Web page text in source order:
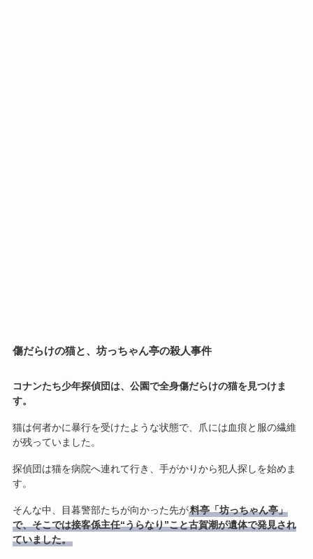
傷だらけの猫と、坊っちゃん亭の殺人事件
コナンたち少年探偵団は、公園で全身傷だらけの猫を見つけま
す。
猫は何者かに暴行を受けたような状態で、爪には血痕と服の繊維
が残っていました。
探偵団は猫を病院へ連れて行き、手がかりから犯人探しを始めま
す。
そんな中、目暮警部たちが向かった先が料亭「坊っちゃん亭」
で、そこでは接客係主任“うらなり”こと古賀潮が遺体で発見され
ていました。